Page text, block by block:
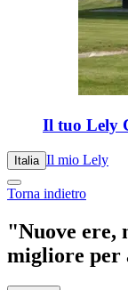
Il tuo Lely
Italia Il mio Lely
Torna indietro
"Nuove ere,
migliore per